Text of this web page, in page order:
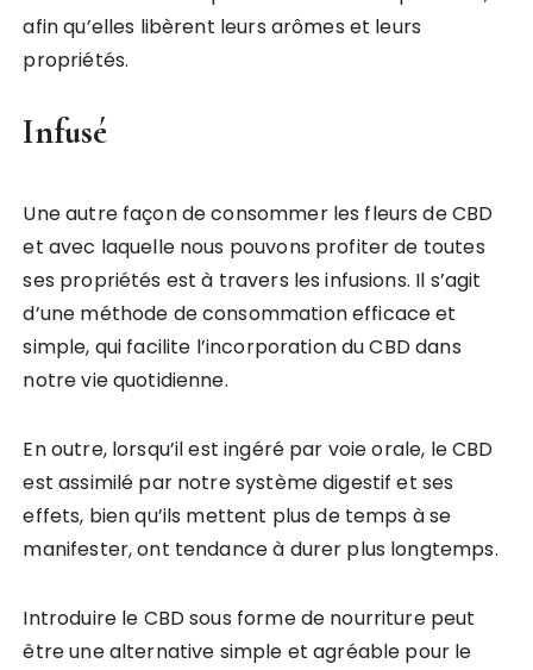
afin qu’elles libèrent leurs arômes et leurs
propriétés.
Infusé
Une autre façon de consommer les fleurs de CBD
et avec laquelle nous pouvons profiter de toutes
ses propriétés est à travers les infusions. Il s’agit
d’une méthode de consommation efficace et
simple, qui facilite l’incorporation du CBD dans
notre vie quotidienne.
En outre, lorsqu’il est ingéré par voie orale, le CBD
est assimilé par notre système digestif et ses
effets, bien qu’ils mettent plus de temps à se
manifester, ont tendance à durer plus longtemps.
Introduire le CBD sous forme de nourriture peut
être une alternative simple et agréable pour le